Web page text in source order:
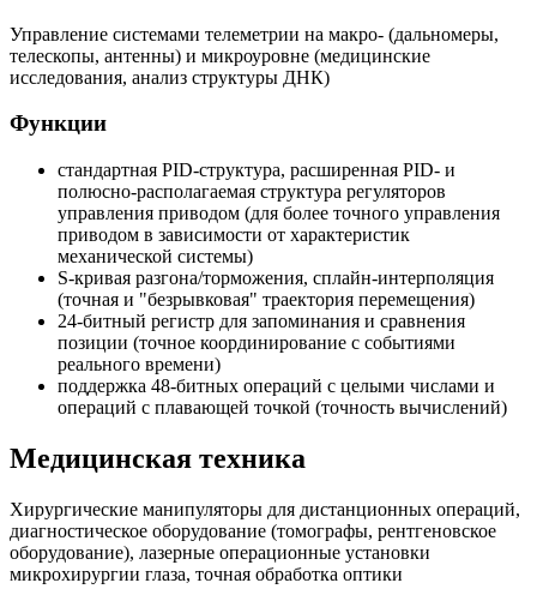
Управление системами телеметрии на макро- (дальномеры,
телескопы, антенны) и микроуровне (медицинские
исследования, анализ структуры ДНК)
Функции
стандартная PID-структура, расширенная PID- и
полюсно-располагаемая структура регуляторов
управления приводом (для более точного управления
приводом в зависимости от характеристик
механической системы)
S-кривая разгона/торможения, сплайн-интерполяция
(точная и "безрывковая" траектория перемещения)
24-битный регистр для запоминания и сравнения
позиции (точное координирование с событиями
реального времени)
поддержка 48-битных операций с целыми числами и
операций с плавающей точкой (точность вычислений)
Медицинская техника
Хирургические манипуляторы для дистанционных операций,
диагностическое оборудование (томографы, рентгеновское
оборудование), лазерные операционные установки
микрохирургии глаза, точная обработка оптики